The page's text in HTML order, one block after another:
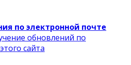
по электронной почте
обновлений по
сайта